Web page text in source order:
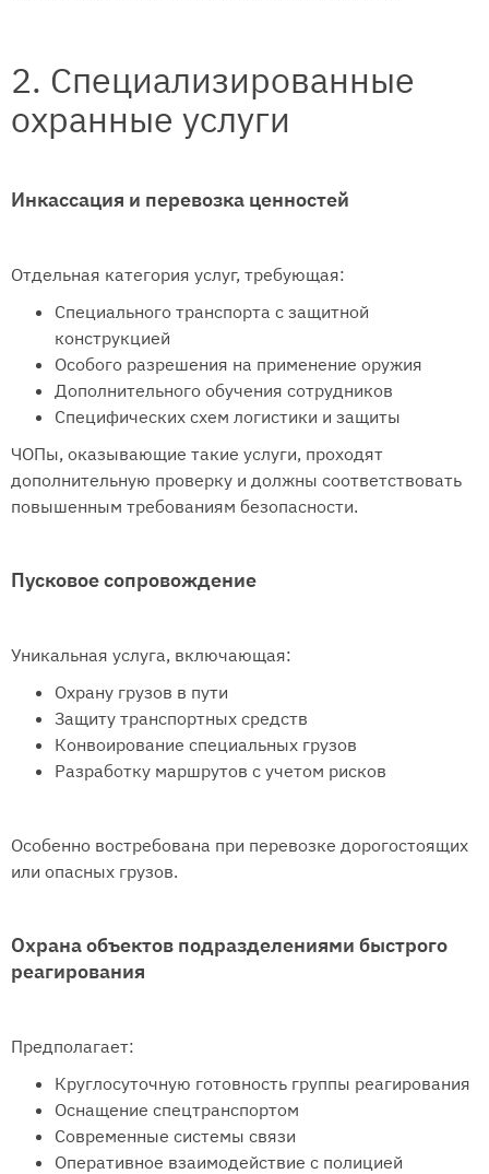
2. Специализированные
охранные услуги
Инкассация и перевозка ценностей
Отдельная категория услуг, требующая:
Специального транспорта с защитной
конструкцией
Особого разрешения на применение оружия
Дополнительного обучения сотрудников
Специфических схем логистики и защиты
ЧОПы, оказывающие такие услуги, проходят
дополнительную проверку и должны соответствовать
повышенным требованиям безопасности.
Пусковое сопровождение
Уникальная услуга, включающая:
Охрану грузов в пути
Защиту транспортных средств
Конвоирование специальных грузов
Разработку маршрутов с учетом рисков
Особенно востребована при перевозке дорогостоящих
или опасных грузов.
Охрана объектов подразделениями быстрого
реагирования
Предполагает:
Круглосуточную готовность группы реагирования
Оснащение спецтранспортом
Современные системы связи
Оперативное взаимодействие с полицией